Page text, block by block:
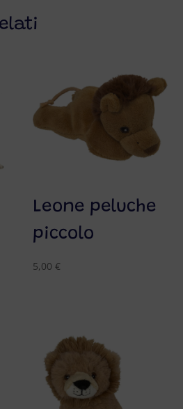
Leone peluche
piccolo
5,00€